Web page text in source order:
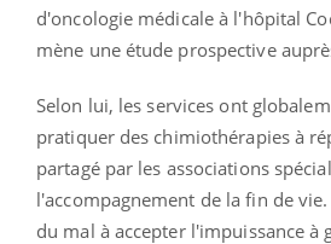
d'oncologie médicale à l'hôpital
mène une étude prospective
Selon lui, les services ont
pratiquer des chimiothérapies à
partagé par les associations
l'accompagnement de la fin de
du mal à accepter l'impuissance à